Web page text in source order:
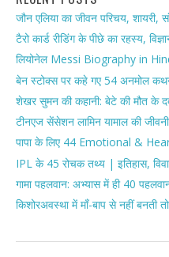
जौन एलिया का जीवन परिचय, शायरी,
टैरो कार्ड रीडिंग के पीछे का रहस्य,
लियोनेल Messi Biography in
बेन स्टोक्स पर कहे गए 54 अनमोल
शेखर सुमन की कहानी: बेटे की मौत के
टीनएज सेंसेशन लामिन यामाल की जीवनी
पापा के लिए 44 Emotional &
IPL के 45 रोचक तथ्य | इतिहास,
गामा पहलवान: अभ्यास में ही 40
किशोरअवस्था में माँ-बाप से नहीं बनती